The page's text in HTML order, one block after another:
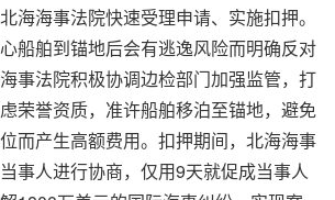
海海事法院快速受理申请、实施扣押。
船舶到锚地后会有逃逸风险而明确反对
事法院积极协调边检部门加强监管，打
荣誉资质，准许船舶移泊至锚地，避免
而产生高额费用。扣押期间，北海海事
事人进行协商，仅用9天就促成当事人